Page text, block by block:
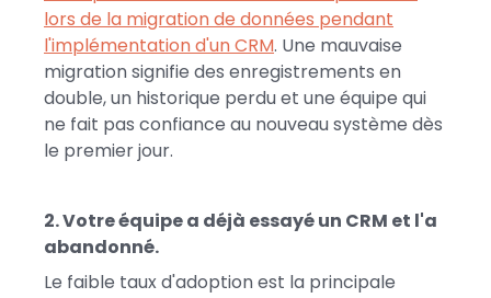
lors de la migration de données pendant
l'implémentation d'un CRM. Une mauvaise
migration signifie des enregistrements en
double, un historique perdu et une équipe qui
ne fait pas confiance au nouveau système dès
le premier jour.
2. Votre équipe a déjà essayé un CRM et l'a
abandonné.
Le faible taux d'adoption est la principale